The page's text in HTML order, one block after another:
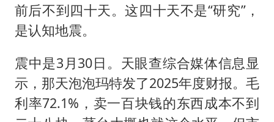
前后不到四十天。这四十天不是“研究”，
是认知地震。
震中是3月30日。天眼查综合媒体信息显
示，那天泡泡玛特发了2025年度财报。毛
利率72.1%，卖一百块钱的东西成本不到